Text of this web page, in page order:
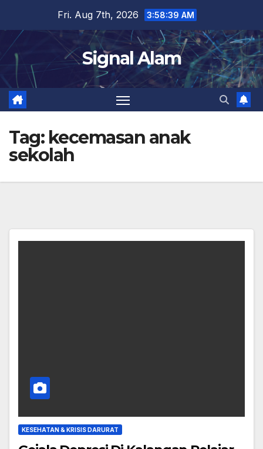
content
Fri. Aug 7th, 2026 3:58:39 AM
Signal Alam
Tag: kecemasan anak
sekolah
KESEHATAN & KRISIS DARURAT